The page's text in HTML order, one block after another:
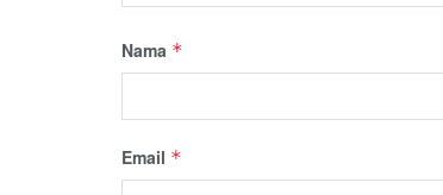
Nama *
Email *